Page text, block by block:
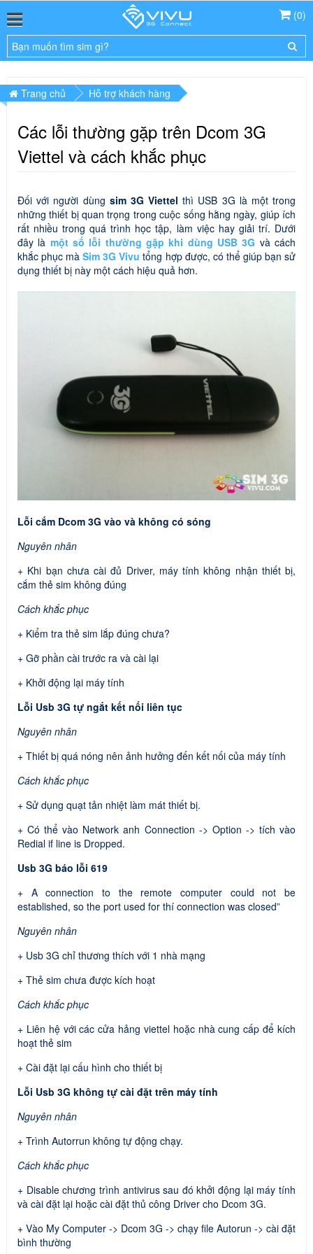
(0)
Trang chủ Hỗ trợ khách hàng
Các lỗi thường gặp trên Dcom 3G
Viettel và cách khắc phục
Đối với người dùng sim 3G Viettel thì USB 3G là một trong
những thiết bị quan trọng trong cuộc sống hằng ngày, giúp ích
rất nhiều trong quá trình học tập, làm việc hay giải trí. Dưới
đây là một số lỗi thường gặp khi dùng USB 3G và cách
khắc phục màSim 3G Vivu tổng hợp được, có thể giúp bạn sử
dụng thiết bị này một cách hiệu quả hơn.
Lỗi cắm Dcom 3G vào và không có sóng
Nguyên nhân
+ Khi bạn chưa cài đủ Driver, máy tính không nhận thiết bị,
cắm thẻ sim không đúng
Cách khắc phục
+ Kiểm tra thẻ sim lắp đúng chưa?
+ Gỡ phần cài trước ra và cài lại
+ Khởi động lại máy tính
Lỗi Usb 3G tự ngắt kết nối liên tục
Nguyên nhân
+ Thiết bị quá nóng nên ảnh hưởng đến kết nối của máy tính
Cách khắc phục
+ Sử dụng quạt tản nhiệt làm mát thiết bị.
+ Có thể vào Network anh Connection -> Option -> tích vào
Redial if line is Dropped.
Usb 3G báo lỗi 619
+ A connection to the remote computer could not be
established, so the port used for thí connection was closed”
Nguyên nhân
+ Usb 3G chỉ thương thích với 1 nhà mạng
+ Thẻ sim chưa được kích hoạt
Cách khắc phục
+ Liên hệ với các cửa hảng viettel hoặc nhà cung cấp để kích
hoạt thẻ sim
+ Cài đặt lại cấu hình cho thiết bị
Lỗi Usb 3G không tự cài đặt trên máy tính
Nguyên nhân
+ Trình Autorrun không tự động chạy.
Cách khắc phục
+ Disable chương trình antivirus sau đó khởi động lại máy tính
và cài đặt lại hoặc cài đặt thủ công Driver cho Dcom 3G.
+ Vào My Computer -> Dcom 3G -> chạy file Autorun -> cài đặt
bình thường